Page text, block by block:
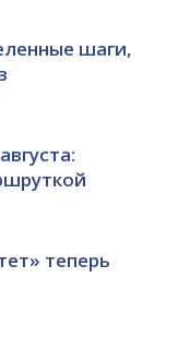
шаги,
теперь